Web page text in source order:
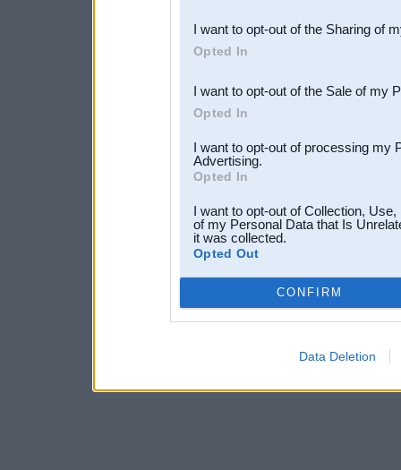
Downstream Participants
third parties.
I want to opt-out of the Sharing of
Opted In
I want to opt-out of the Sale of my
Opted In
I want to opt-out of processing my
Advertising.
Opted In
I want to opt-out of Collection,
of my Personal Data that Is
it was collected.
Opted Out
CONFIRM
Data Deletion